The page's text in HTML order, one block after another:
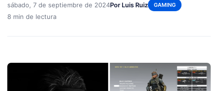
sábado, 7 de septiembre de 2024Por Luis Ruiz GAMING
8 min de lectura